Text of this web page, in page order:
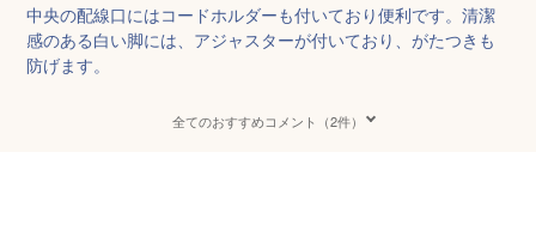
中央の配線口にはコードホルダーも付いており便利です。清潔
感のある白い脚には、アジャスターが付いており、がたつきも
防げます。
全てのおすすめコメント（2件）